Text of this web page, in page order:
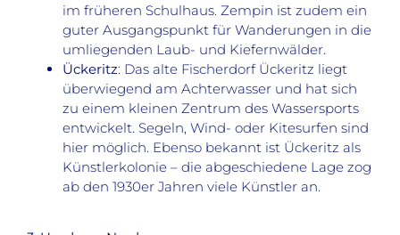
im früheren Schulhaus. Zempin ist zudem ein
guter Ausgangspunkt für Wanderungen in die
umliegenden Laub- und Kiefernwälder.
Ückeritz: Das alte Fischerdorf Ückeritz liegt
überwiegend am Achterwasser und hat sich
zu einem kleinen Zentrum des Wassersports
entwickelt. Segeln, Wind- oder Kitesurfen sind
hier möglich. Ebenso bekannt ist Ückeritz als
Künstlerkolonie – die abgeschiedene Lage zog
ab den 1930er Jahren viele Künstler an.